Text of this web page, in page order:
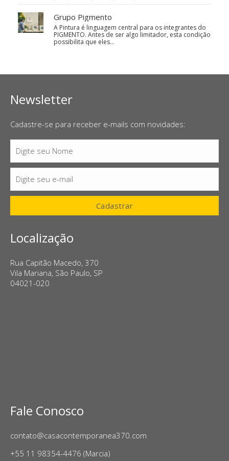
Grupo Pigmento
A Pintura é linguagem central para os integrantes do
PIGMENTO. Antes de ser algo limitador, esta condição
possibilita que eles…
Newsletter
Cadastre-se para receber e-mails com novidades:
Nome
Digite seu Nome
E-
mail
Digite seu e-mail
Cadastrar
Localização
Rua Capitão Macedo, 370
Vila Mariana, São Paulo, SP
04021-020
Fale Conosco
contato@casacontemporanea370.com
+55 11 98354-4476 (Marcia)